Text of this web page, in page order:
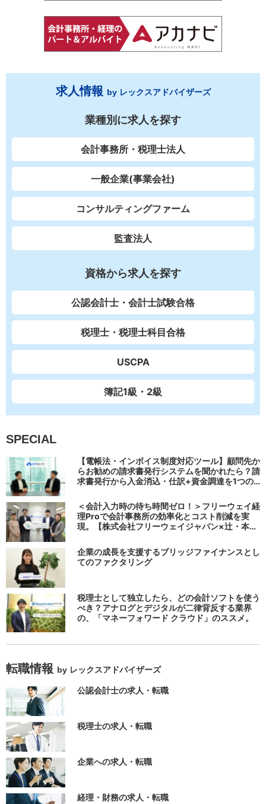
求人情報 by レックスアドバイザーズ
業種別に求人を探す
会計事務所・税理士法人
一般企業(事業会社)
コンサルティングファーム
監査法人
資格から求人を探す
公認会計士・会計士試験合格
税理士・税理士科目合格
USCPA
簿記1級・2級
SPECIAL
【電帳法・インボイス制度対応ツール】顧問先か
らお勧めの請求書発行システムを聞かれたら？請
求書発行から入金消込・仕訳+資金調達を1つの
＜会計入力時の待ち時間ゼロ！＞フリーウェイ経
理Proで会計事務所の効率化とコスト削減を実
現。【株式会社フリーウェイジャパン×辻・本郷
企業の成長を支援するブリッジファイナンスとし
てのファクタリング
税理士として独立したら、どの会計ソフトを使う
べき？アナログとデジタルが二律背反する業界
の、「マネーフォワード クラウド」のススメ。
転職情報 by レックスアドバイザーズ
公認会計士の求人・転職
税理士の求人・転職
企業への求人・転職
経理・財務の求人・転職